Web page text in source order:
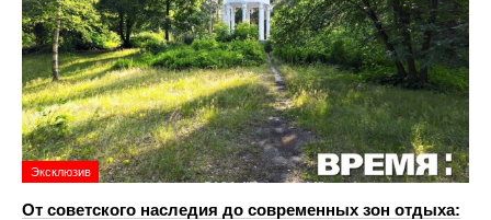
Эксклюзив
От советского наследия до современных зон отдыха: